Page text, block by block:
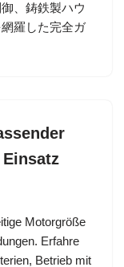
、鋳鉄製ハウ
羅した完全ガ
Motorgröße
Erfahre
Betrieb mit